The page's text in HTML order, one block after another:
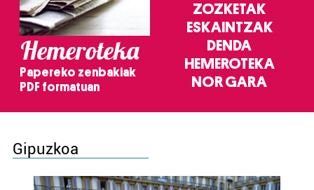
Hemeroteka
Papereko zenbakiak
PDF formatuan
ZOZKETAK
ESKAINTZAK
DENDA
HEMEROTEKA
NOR GARA
Gipuzkoa